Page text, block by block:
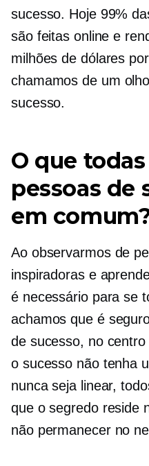
sucesso. Hoje 99%
são feitas online e
milhões de dólares
chamamos de um
sucesso.
O que todas
pessoas de
em
Ao observarmos de
inspiradoras e
é necessário para se
achamos que é
de sucesso, no
o sucesso não tenha
nunca seja linear,
que o segredo reside
não permanecer no